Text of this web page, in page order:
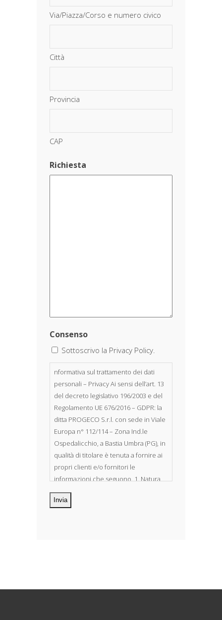
Via/Piazza/Corso e numero civico
Città
Provincia
CAP
Richiesta
Consenso
Sottoscrivo la Privacy Policy.
nformativa sul trattamento dei dati
personali – Privacy Ai sensi dell’art. 13
del decreto legislativo 196/2003 e del
Regolamento UE 676/2016 – GDPR: la
ditta PROGECO S.r.l. con sede in Viale
Europa n° 112/114 – Zona Ind.le
Ospedalicchio, a Bastia Umbra (PG), in
qualità di titolare è tenuta a fornire ai
propri clienti e/o fornitori le
informazioni che seguono. 1. Natura
dei dati personali Costituiscono
oggetto di trattamento i Suoi dati